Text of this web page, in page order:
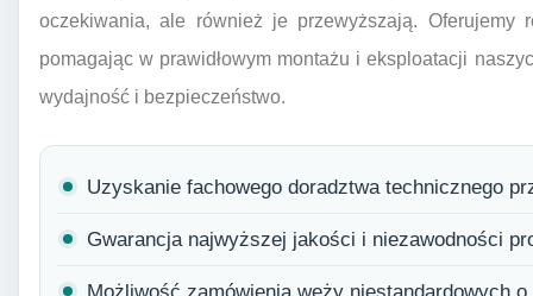
oczekiwania, ale również je przewyższają. Oferujemy
pomagając w prawidłowym montażu i eksploatacji
wydajność i bezpieczeństwo.
Uzyskanie fachowego doradztwa technicznego
Gwarancja najwyższej jakości i niezawodności